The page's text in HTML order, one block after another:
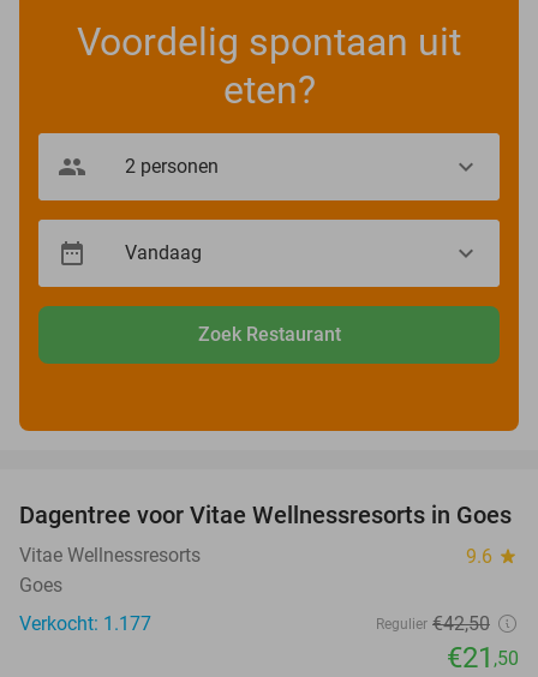
Voordelig spontaan uit
eten?
Zoek Restaurant
49%
Dagentree voor Vitae Wellnessresorts in Goes
Vitae Wellnessresorts 9.6 star
Goes
Verkocht: 1.177
Regulier €42,50
€21 ,50